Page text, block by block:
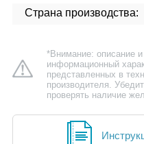
Страна производства:
*Внимание: описание и
информационный
представленных в
производителя.
проверять наличие